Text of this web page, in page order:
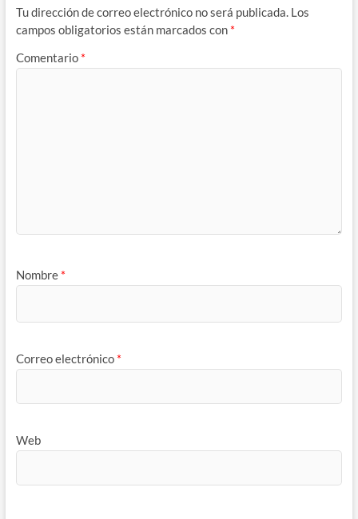
Tu dirección de correo electrónico no será publicada. Los
campos obligatorios están marcados con *
Comentario *
Nombre *
Correo electrónico *
Web